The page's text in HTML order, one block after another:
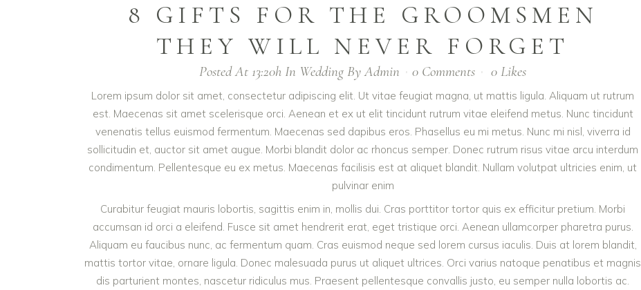
8 GIFTS FOR THE GROOMSMEN
THEY WILL NEVER FORGET
Posted At 13:20h In Wedding ByAdmin 0 Comments 0 Likes
Lorem ipsum dolor sit amet, consectetur adipiscing elit. Ut vitae feugiat magna, ut mattis ligula. Aliquam ut rutrum
est. Maecenas sit amet scelerisque orci. Aenean et ex ut elit tincidunt rutrum vitae eleifend metus. Nunc tincidunt
venenatis tellus euismod fermentum. Maecenas sed dapibus eros. Phasellus eu mi metus. Nunc mi nisl, viverra id
sollicitudin et, auctor sit amet augue. Morbi blandit dolor ac rhoncus semper. Donec rutrum risus vitae arcu interdum
condimentum. Pellentesque eu ex metus. Maecenas facilisis est at aliquet blandit. Nullam volutpat ultricies enim, ut
pulvinar enim
Curabitur feugiat mauris lobortis, sagittis enim in, mollis dui. Cras porttitor tortor quis ex efficitur pretium. Morbi
accumsan id orci a eleifend. Fusce sit amet hendrerit erat, eget tristique orci. Aenean ullamcorper pharetra purus.
Aliquam eu faucibus nunc, ac fermentum quam. Cras euismod neque sed lorem cursus iaculis. Duis at lorem blandit,
mattis tortor vitae, ornare ligula. Donec malesuada purus ut aliquet ultrices. Orci varius natoque penatibus et magnis
dis parturient montes, nascetur ridiculus mus. Praesent pellentesque convallis justo, eu semper nulla lobortis ac.